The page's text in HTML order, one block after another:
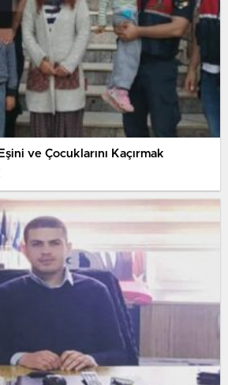
ve Çocuklarını Kaçırmak